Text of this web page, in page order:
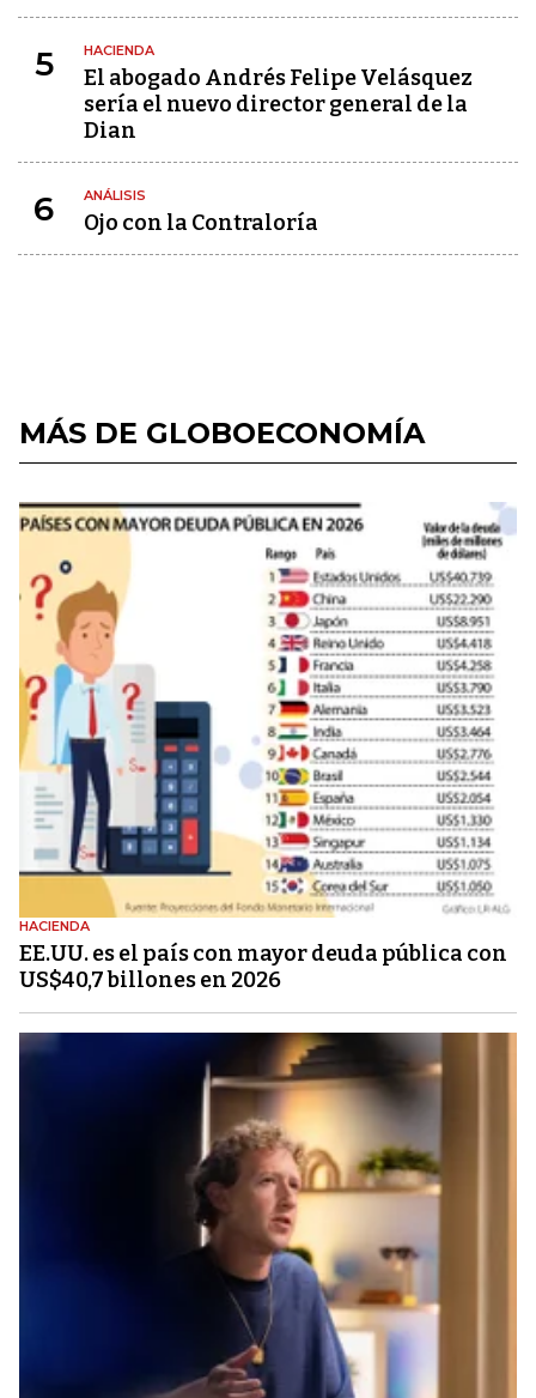
5 HACIENDA
El abogado Andrés Felipe Velásquez
sería el nuevo director general de la
Dian
6 ANÁLISIS
Ojo con la Contraloría
MÁS DE GLOBOECONOMÍA
HACIENDA
EE.UU. es el país con mayor deuda pública con
US$40,7 billones en 2026